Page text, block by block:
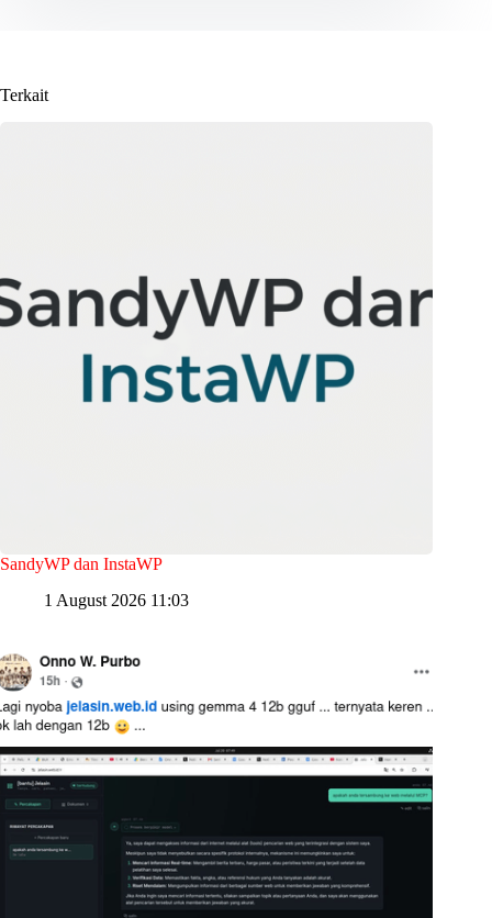
Terkait
SandyWP dan InstaWP
1 August 2026 11:03